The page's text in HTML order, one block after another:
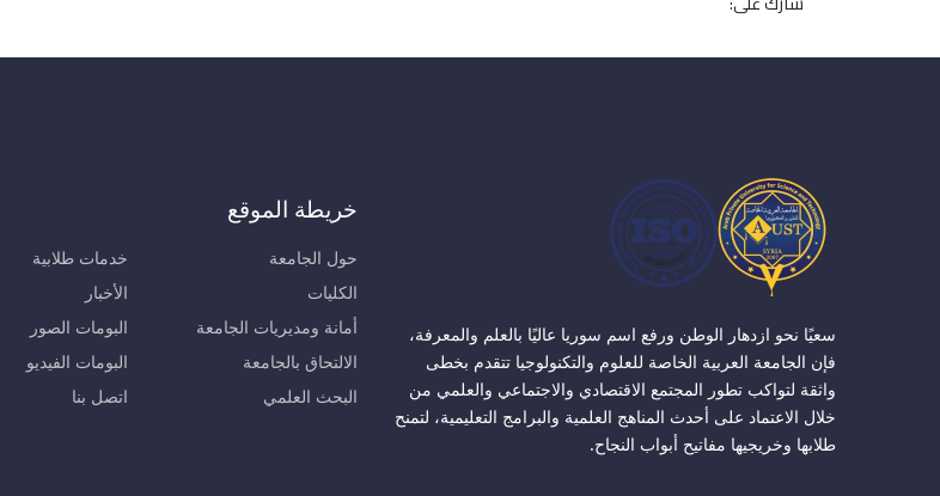
سعيًا نحو ازدهار الوطن ورفع اسم سوريا عاليًا بالعلم والمعرفة،
فإن الجامعة العربية الخاصة للعلوم والتكنولوجيا تتقدم بخطى
واثقة لتواكب تطور المجتمع الاقتصادي والاجتماعي والعلمي من
خلال الاعتماد على أحدث المناهج العلمية والبرامج التعليمية، لتمنح
طلابها وخريجيها مفاتيح أبواب النجاح.
خريطة الموقع
حول الجامعة
الكليات
أمانة ومديريات الجامعة
الالتحاق بالجامعة
البحث العلمي
خدمات طلابية
الأخبار
البومات الصور
البومات الفيديو
اتصل بنا